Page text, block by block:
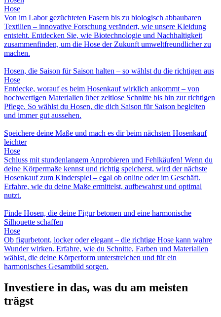
Hose
Von im Labor gezüchteten Fasern bis zu biologisch abbaubaren
Textilien – innovative Forschung verändert, wie unsere Kleidung
entsteht. Entdecken Sie, wie Biotechnologie und Nachhaltigkeit
zusammenfinden, um die Hose der Zukunft umweltfreundlicher zu
machen.
Hosen, die Saison für Saison halten – so wählst du die richtigen aus
Hose
Entdecke, worauf es beim Hosenkauf wirklich ankommt – von
hochwertigen Materialien über zeitlose Schnitte bis hin zur richtigen
Pflege. So wählst du Hosen, die dich Saison für Saison begleiten
und immer gut aussehen.
Speichere deine Maße und mach es dir beim nächsten Hosenkauf
leichter
Hose
Schluss mit stundenlangem Anprobieren und Fehlkäufen! Wenn du
deine Körpermaße kennst und richtig speicherst, wird der nächste
Hosenkauf zum Kinderspiel – egal ob online oder im Geschäft.
Erfahre, wie du deine Maße ermittelst, aufbewahrst und optimal
nutzt.
Finde Hosen, die deine Figur betonen und eine harmonische
Silhouette schaffen
Hose
Ob figurbetont, locker oder elegant – die richtige Hose kann wahre
Wunder wirken. Erfahre, wie du Schnitte, Farben und Materialien
wählst, die deine Körperform unterstreichen und für ein
harmonisches Gesamtbild sorgen.
Investiere in das, was du am meisten
trägst